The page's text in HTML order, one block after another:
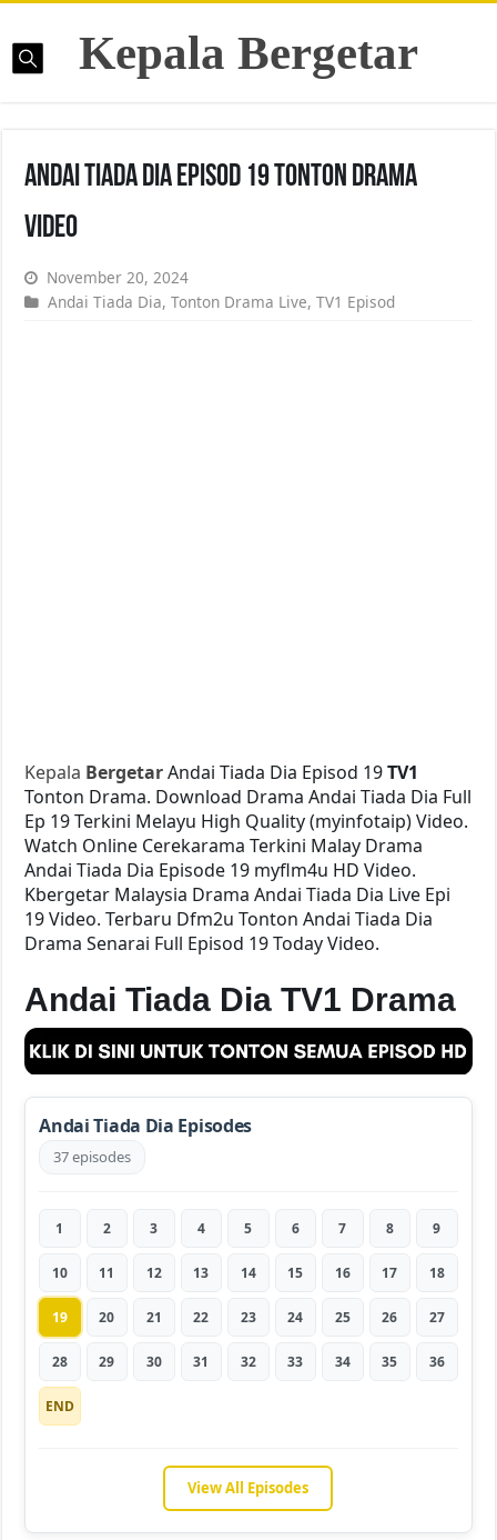
Kepala Bergetar
Andai Tiada Dia Episod 19 Tonton Drama
Video
November 20, 2024
Andai Tiada Dia,Tonton Drama Live,TV1 Episod
Kepala BergetarAndai Tiada Dia Episod 19TV1
Tonton Drama. Download Drama Andai Tiada Dia Full
Ep 19 Terkini Melayu High Quality (myinfotaip) Video.
Watch Online Cerekarama Terkini Malay Drama
Andai Tiada Dia Episode 19 myflm4u HD Video.
Kbergetar Malaysia Drama Andai Tiada Dia Live Epi
19 Video. Terbaru Dfm2u Tonton Andai Tiada Dia
Drama Senarai Full Episod 19 Today Video.
Andai Tiada Dia TV1 Drama
Andai Tiada Dia Episodes
37 episodes
1 2 3 4 5 6 7 8 9
10 11 12 13 14 15 16 17 18
19 20 21 22 23 24 25 26 27
28 29 30 31 32 33 34 35 36
END
View All Episodes